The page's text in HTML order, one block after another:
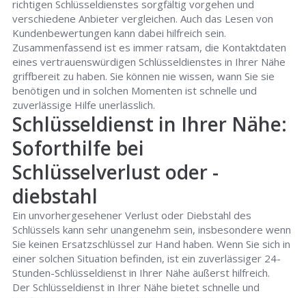
richtigen Schlüsseldienstes sorgfältig vorgehen und
verschiedene Anbieter vergleichen. Auch das Lesen von
Kundenbewertungen kann dabei hilfreich sein.
Zusammenfassend ist es immer ratsam, die Kontaktdaten
eines vertrauenswürdigen Schlüsseldienstes in Ihrer Nähe
griffbereit zu haben. Sie können nie wissen, wann Sie sie
benötigen und in solchen Momenten ist schnelle und
zuverlässige Hilfe unerlässlich.
Schlüsseldienst in Ihrer Nähe:
Soforthilfe bei
Schlüsselverlust oder -
diebstahl
Ein unvorhergesehener Verlust oder Diebstahl des
Schlüssels kann sehr unangenehm sein, insbesondere wenn
Sie keinen Ersatzschlüssel zur Hand haben. Wenn Sie sich in
einer solchen Situation befinden, ist ein zuverlässiger 24-
Stunden-Schlüsseldienst in Ihrer Nähe äußerst hilfreich.
Der Schlüsseldienst in Ihrer Nähe bietet schnelle und